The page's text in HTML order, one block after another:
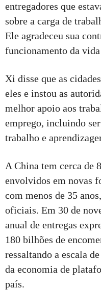
entregadores que
sobre a carga de
Ele agradeceu sua
funcionamento da
Xi disse que as
eles e instou as
melhor apoio aos
emprego, incluindo
trabalho e
A China tem cerca de
envolvidos em novas
com menos de 35
oficiais. Em 30 de
anual de entregas
180 bilhões de
ressaltando a escala
da economia de
país.